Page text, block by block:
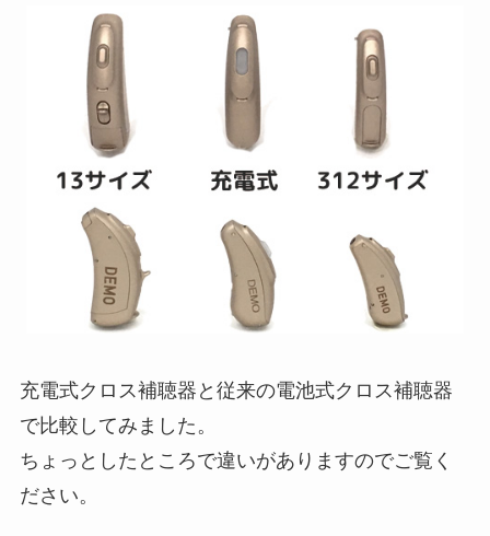
充電式クロス補聴器と従来の電池式クロス補聴器
で比較してみました。
ちょっとしたところで違いがありますのでご覧く
ださい。